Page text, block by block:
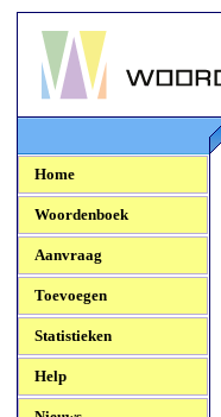
Woordenboek.NU
Home
Woordenboek
Aanvraag
Toevoegen
Statistieken
Help